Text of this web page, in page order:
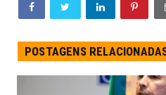
POSTAGENS